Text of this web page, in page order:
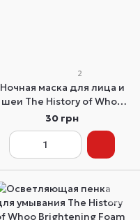
2
Ночная маска для лица и
шеи The History of Whoo
Gongjinhyang Neck and
Face Sleeping Repair Mask
30 грн